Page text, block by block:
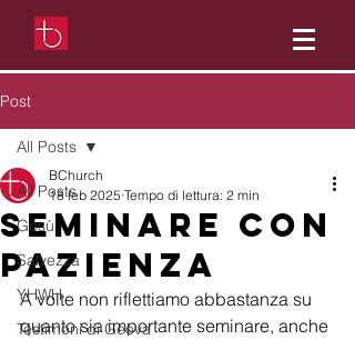
Post
All Posts
Gesù
Salvezza
YHWH
Testimoni di Geova
All Posts
Seminare con
pazienza
BChurch
18 feb 2025 Tempo di lettura: 2 min
A volte non riflettiamo abbastanza su
quanto sia importante seminare, anche